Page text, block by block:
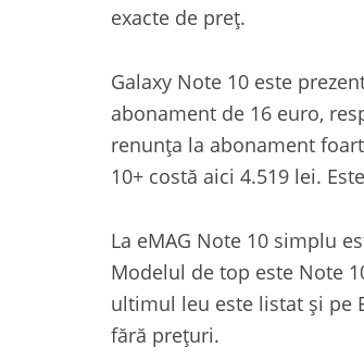
exacte de preț.
Galaxy Note 10 este
abonament de 16 euro,
renunța la abonament
10+ costă aici 4.519 lei.
La eMAG Note 10 simplu
Modelul de top este Note
ultimul leu este listat și pe
fără prețuri.